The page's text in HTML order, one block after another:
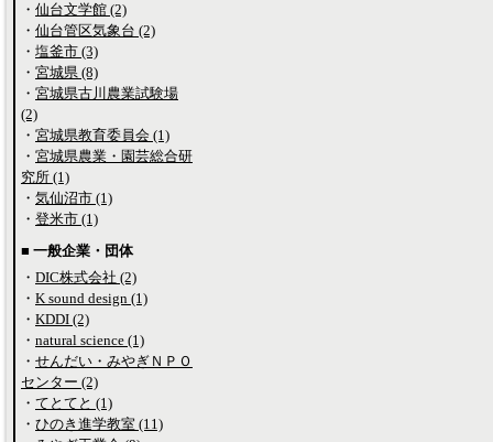
・ 仙台文学館 (2)
・ 仙台管区気象台 (2)
・ 塩釜市 (3)
・ 宮城県 (8)
・ 宮城県古川農業試験場
(2)
・ 宮城県教育委員会 (1)
・ 宮城県農業・園芸総合研
究所 (1)
・ 気仙沼市 (1)
・ 登米市 (1)
■ 一般企業・団体
・ DIC株式会社 (2)
・ K sound design (1)
・ KDDI (2)
・ natural science (1)
・ せんだい・みやぎＮＰＯ
センター (2)
・ てとてと (1)
・ ひのき進学教室 (11)